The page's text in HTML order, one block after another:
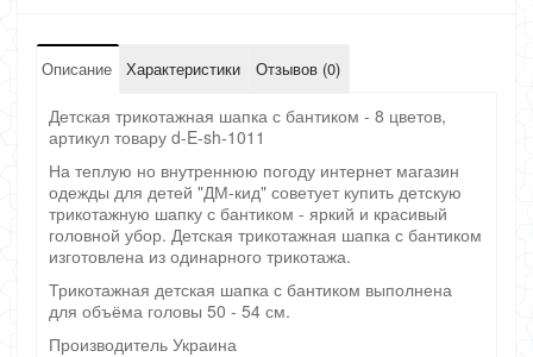
Описание Характеристики Отзывов (0)
Детская трикотажная шапка с бантиком - 8 цветов,
артикул товару d-E-sh-1011
На теплую но внутреннюю погоду интернет магазин
одежды для детей "ДМ-кид" советует купить детскую
трикотажную шапку с бантиком - яркий и красивый
головной убор. Детская трикотажная шапка с бантиком
изготовлена из одинарного трикотажа.
Трикотажная детская шапка с бантиком выполнена
для объёма головы 50 - 54 см.
Производитель Украина